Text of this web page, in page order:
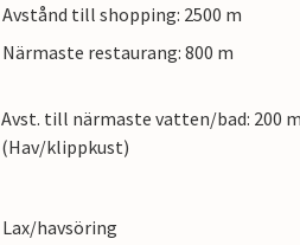
Avstånd till shopping: 2500 m
Närmaste restaurang: 800 m
Avst. till närmaste vatten/bad: 200 m
(Hav/klippkust)
Lax/havsöring